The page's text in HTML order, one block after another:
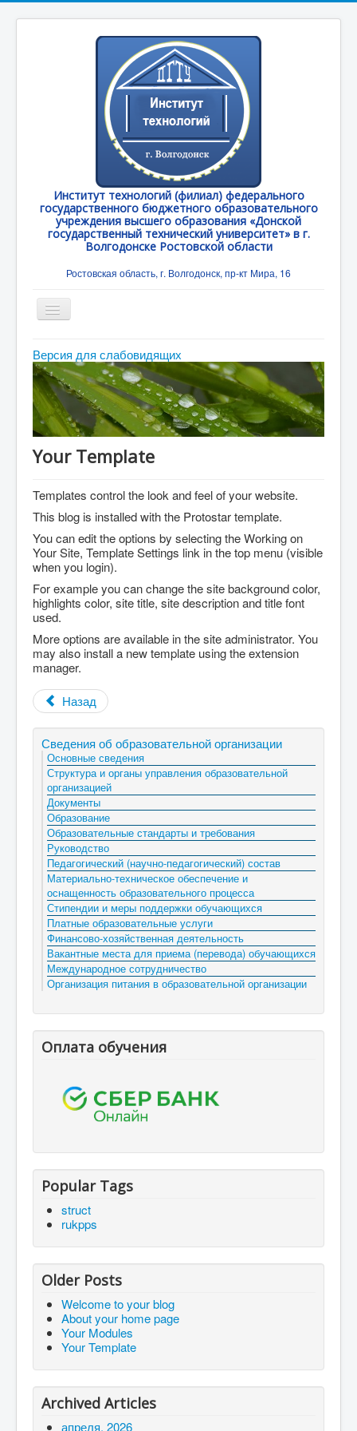
Институт технологий (филиал) федерального
государственного бюджетного образовательного
учреждения высшего образования «Донской
государственный технический университет» в г.
Волгодонске Ростовской области
Ростовская область, г. Волгодонск, пр-кт Мира, 16
Toggle
Navigation
Главная
Абитуриенту
Студенту
ДПО
Выпускнику
Противодействие терроризму и экстремизму
Инклюзивное образование
Blog
About
Author Login
Версия для слабовидящих
Your Template
Templates control the look and feel of your website.
This blog is installed with the Protostar template.
You can edit the options by selecting the Working on
Your Site, Template Settings link in the top menu (visible
when you login).
For example you can change the site background color,
highlights color, site title, site description and title font
used.
More options are available in the site administrator. You
may also install a new template using the extension
manager.
Назад
Сведения об образовательной организации
Основные сведения
Структура и органы управления образовательной
организацией
Документы
Образование
Образовательные стандарты и требования
Руководство
Педагогический (научно-педагогический) состав
Материально-техническое обеспечение и
оснащенность образовательного процесса
Стипендии и меры поддержки обучающихся
Платные образовательные услуги
Финансово-хозяйственная деятельность
Вакантные места для приема (перевода) обучающихся
Международное сотрудничество
Организация питания в образовательной организации
Оплата обучения
Popular Tags
struct
rukpps
Older Posts
Welcome to your blog
About your home page
Your Modules
Your Template
Archived Articles
апреля, 2026